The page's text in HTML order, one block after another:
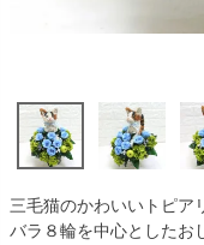
三毛猫のかわいいトピア
バラ８輪を中心としたお